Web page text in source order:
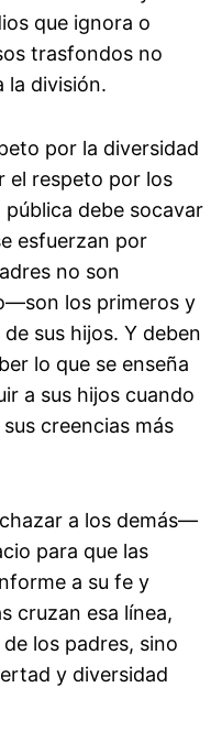
que ignora o
trasfondos no
la división.
por la diversidad
el respeto por los
debe socavar
esfuerzan por
no son
los primeros y
sus hijos. Y deben
lo que se enseña
a sus hijos cuando
creencias más
a los demás—
para que las
a su fe y
cruzan esa línea,
los padres, sino
y diversidad